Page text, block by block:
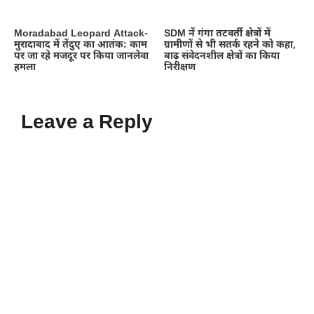
Moradabad Leopard Attack-
मुरादाबाद में तेंदुए का आतंक: काम
पर जा रहे मजदूर पर किया जानलेवा
हमला
SDM नें गंगा तटवर्ती क्षेत्रों में
ग्रामीणों से भी सतर्क रहने को कहा,
बाढ़ संवेदनशील क्षेत्रों का किया
निरीक्षण
Leave a Reply